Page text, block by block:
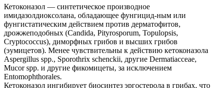
Кетоконазол — синтетическое производное
имидазолдиоксолана, обладающее фунгицид-ным или
фунгистатическим действием против дерматофитов,
дрожжеподобных (Candida, Pityrosporum, Topulopsis,
Cryptococcus), диморфных грибов и высших грибов
(эумицетов). Менее чувствительны к действию кетоконазола
Aspergillus spp., Sporothrix schenckii, другие Dermatiacceae,
Mucor spp. и другие фикомицеты, за исключением
Entomophthorales.
Кетоконазол ингибирует биосинтез эргостерола в грибах, что